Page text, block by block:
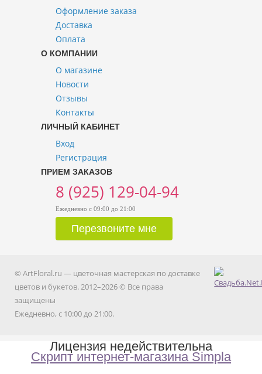
Оформление заказа
Доставка
Оплата
О КОМПАНИИ
О магазине
Новости
Отзывы
Контакты
ЛИЧНЫЙ КАБИНЕТ
Вход
Регистрация
ПРИЕМ ЗАКАЗОВ
8 (925) 129-04-94
Ежедневно с 09:00 до 21:00
© ArtFloral.ru — цветочная мастерская по доставке
цветов и букетов. 2012–2026 © Все права
защищены
Ежедневно, с 10:00 до 21:00.
Лицензия недействительна
Скрипт интернет-магазина Simpla